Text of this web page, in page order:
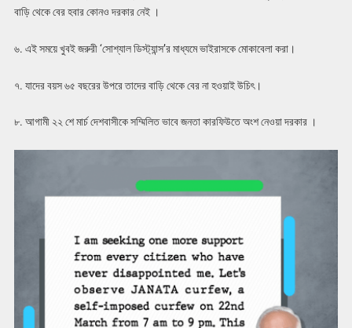
বাড়ি থেকে বের হবার কোনও দরকার নেই ।
৬. এই সময়ে খুবই জরুরী ‘সোশ্যাল ডিস্ট্যান্স’র মাধ্যমে ভাইরাসকে মোকাবেলা করা।
৭. যাদের বয়স ৬৫ বছরের উপরে তাদের বাড়ি থেকে বের না হওয়াই উচিৎ।
৮. আগামী ২২ শে মার্চ দেশবাসীকে সম্মিলিত ভাবে জনতা কারফিউতে অংশ নেওয়া দরকার ।